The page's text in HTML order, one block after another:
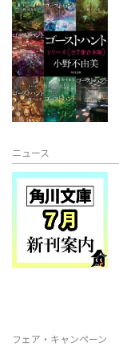
ニュース
フェア・キャンペーン